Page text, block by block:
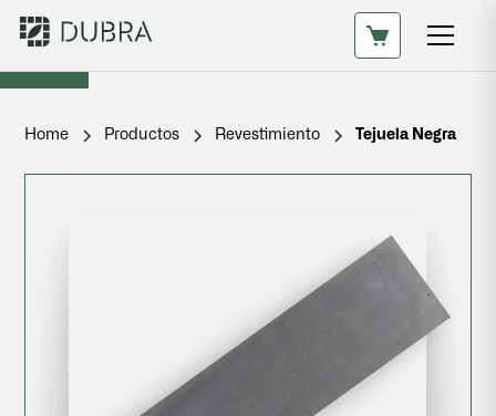
Home Productos Revestimiento Tejuela Negra